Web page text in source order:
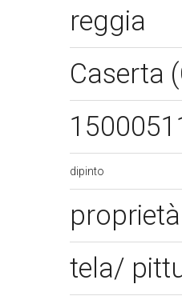
reggia
Caserta
dipinto
tela/